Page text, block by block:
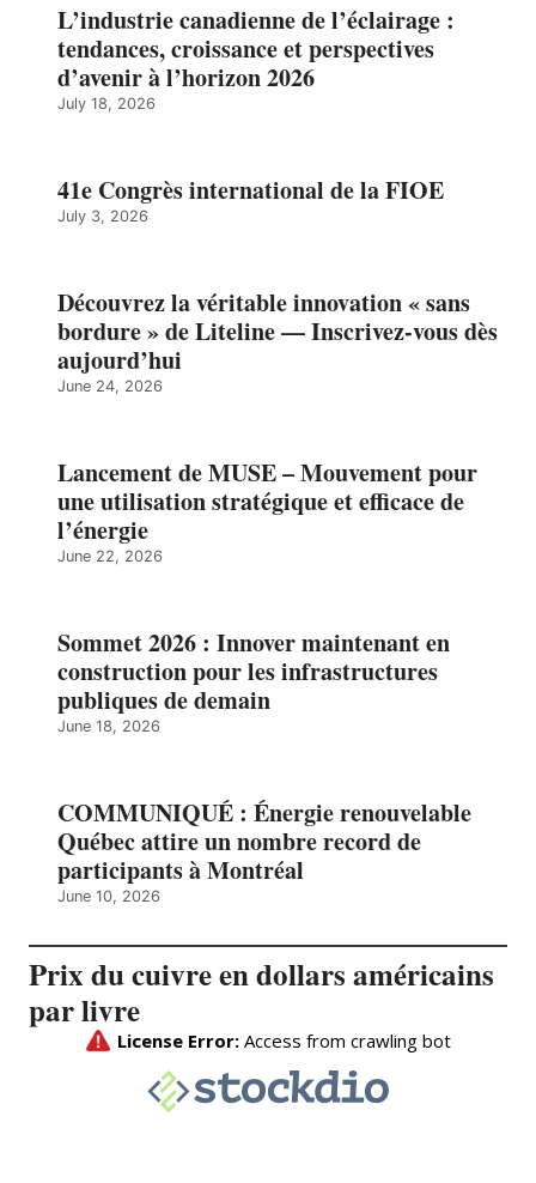
L’industrie canadienne de l’éclairage :
tendances, croissance et perspectives
d’avenir à l’horizon 2026
July 18, 2026
41e Congrès international de la FIOE
July 3, 2026
Découvrez la véritable innovation « sans
bordure » de Liteline — Inscrivez-vous dès
aujourd’hui
June 24, 2026
Lancement de MUSE – Mouvement pour
une utilisation stratégique et efficace de
l’énergie
June 22, 2026
Sommet 2026 : Innover maintenant en
construction pour les infrastructures
publiques de demain
June 18, 2026
COMMUNIQUÉ : Énergie renouvelable
Québec attire un nombre record de
participants à Montréal
June 10, 2026
Prix du cuivre en dollars américains
par livre